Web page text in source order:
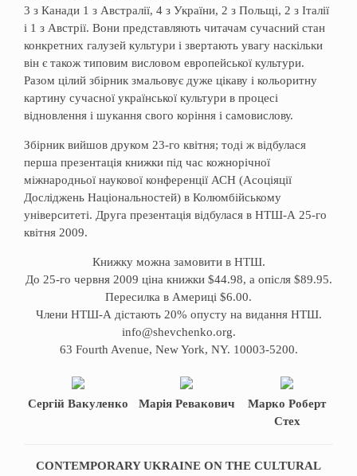
3 з Канади 1 з Австралії, 4 з України, 2 з Польщі, 2 з Італії
і 1 з Австрії. Вони представляють читачам сучасний стан
конкретних галузей культури і звертають увагу наскільки
він є також типовим висловом европейської культури.
Разом цілий збірник змальовує дуже цікаву і кольоритну
картину сучасної української культури в процесі
відновлення і шукання свого коріння і самовислову.
Збірник вийшов друком 23-го квітня; тоді ж відбулася
перша презентація книжки під час кожнорічної
міжнародньої наукової конференції АСН (Асоціяції
Досліджень Національностей) в Колюмбійському
університеті. Друга презентація відбулася в НТШ-А 25-го
квітня 2009.
Книжку можна замовити в НТШ.
До 25-го червня 2009 ціна книжки $44.98, а опісля $89.95.
Пересилка в Америці $6.00.
Члени НТШ-А дістають 20% опусту на видання НТШ.
info@shevchenko.org.
63 Fourth Avenue, New York, NY. 10003-5200.
Сергій Вакуленко Марія Ревакович
Марко Роберт
Стех
CONTEMPORARY UKRAINE ON THE CULTURAL